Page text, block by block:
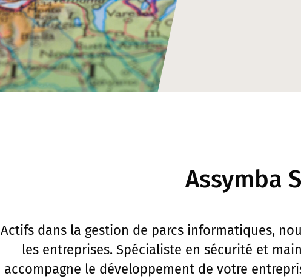
Assymba
Actifs dans la gestion de parcs informatiques,
les entreprises. Spécialiste en sécurité et
accompagne le développement de votre